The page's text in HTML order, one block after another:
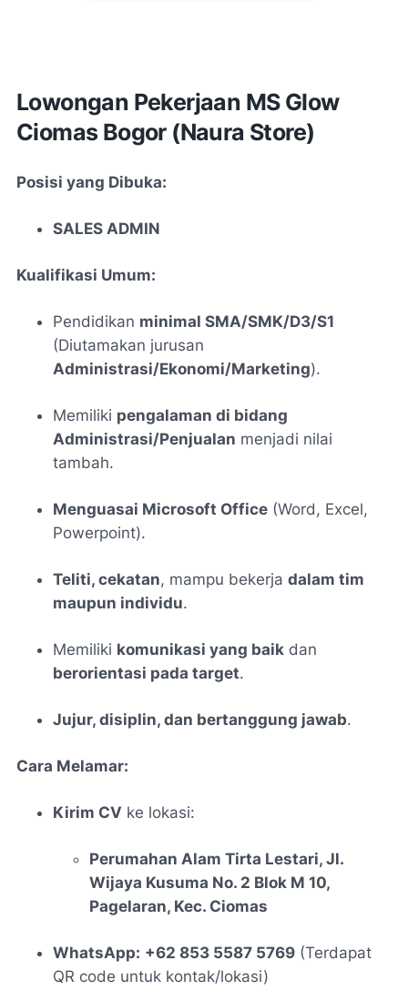
Lowongan Pekerjaan MS Glow
Ciomas Bogor (Naura Store)
Posisi yang Dibuka:
SALES ADMIN
Kualifikasi Umum:
Pendidikan minimal SMA/SMK/D3/S1
(Diutamakan jurusan
Administrasi/Ekonomi/Marketing).
Memiliki pengalaman di bidang
Administrasi/Penjualan menjadi nilai
tambah.
Menguasai Microsoft Office (Word, Excel,
Powerpoint).
Teliti, cekatan, mampu bekerja dalam tim
maupun individu.
Memiliki komunikasi yang baik dan
berorientasi pada target.
Jujur, disiplin, dan bertanggung jawab.
Cara Melamar:
Kirim CV ke lokasi:
Perumahan Alam Tirta Lestari, Jl.
Wijaya Kusuma No. 2 Blok M 10,
Pagelaran, Kec. Ciomas
WhatsApp: +62 853 5587 5769 (Terdapat
QR code untuk kontak/lokasi)